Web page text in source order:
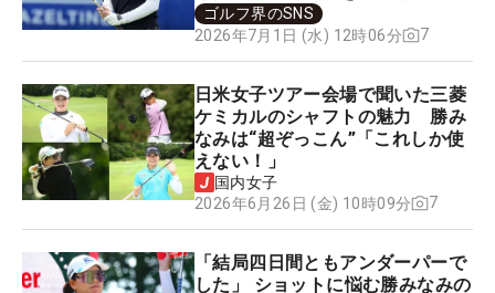
ゴルフ界のSNS
2026年7月1日 (水) 12時06分
7
日米女子ツアー会場で聞いた三菱
ケミカルのシャフトの魅力 勝み
なみは“超ぞっこん”「これしか使
えない！」
国内女子
2026年6月26日 (金) 10時09分
7
「結局四日間ともアンダーパーで
した」 ショットに悩む勝みなみの